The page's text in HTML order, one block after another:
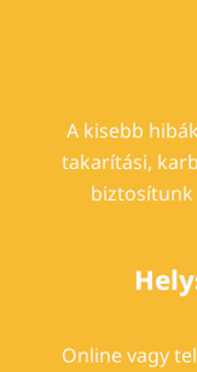
A kisebb
takarítási,
biztosítunk
Online vagy